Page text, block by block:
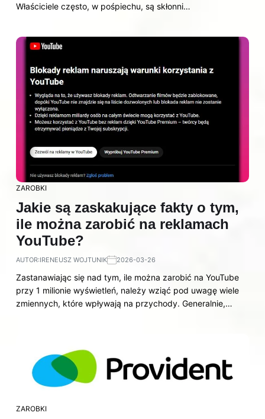
Właściciele często, w pośpiechu, są skłonni…
ZAROBKI
Jakie są zaskakujące fakty o tym,
ile można zarobić na reklamach
YouTube?
AUTOR:IRENEUSZ WOJTUNIK 2026-03-26
Zastanawiając się nad tym, ile można zarobić na YouTube
przy 1 milionie wyświetleń, należy wziąć pod uwagę wiele
zmiennych, które wpływają na przychody. Generalnie,…
ZAROBKI